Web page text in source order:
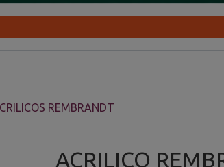
REMBRANDT
ACRILICO